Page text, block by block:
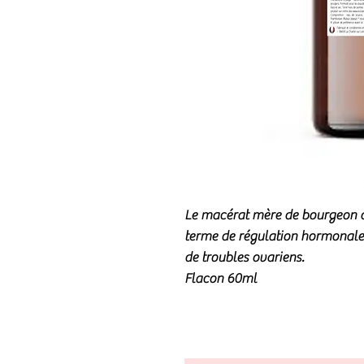
Le macérat mère de bourgeon
terme de régulation hormonale
de troubles ovariens.
Flacon 60ml